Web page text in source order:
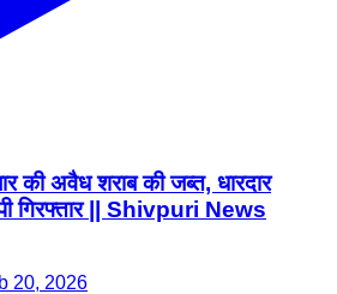
की अवैध शराब की जब्त, धारदार
गिरफ्तार || Shivpuri News
20, 2026